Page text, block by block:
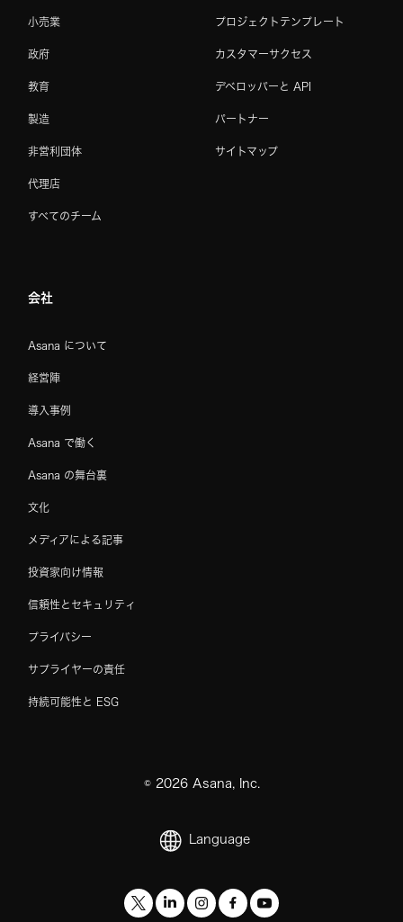
小売業
政府
教育
製造
非営利団体
代理店
すべてのチーム
プロジェクトテンプレート
カスタマーサクセス
デベロッパーと API
パートナー
サイトマップ
会社
Asana について
経営陣
導入事例
Asana で働く
Asana の舞台裏
文化
メディアによる記事
投資家向け情報
信頼性とセキュリティ
プライバシー
サプライヤーの責任
持続可能性と ESG
© 2026Asana, Inc.
Language